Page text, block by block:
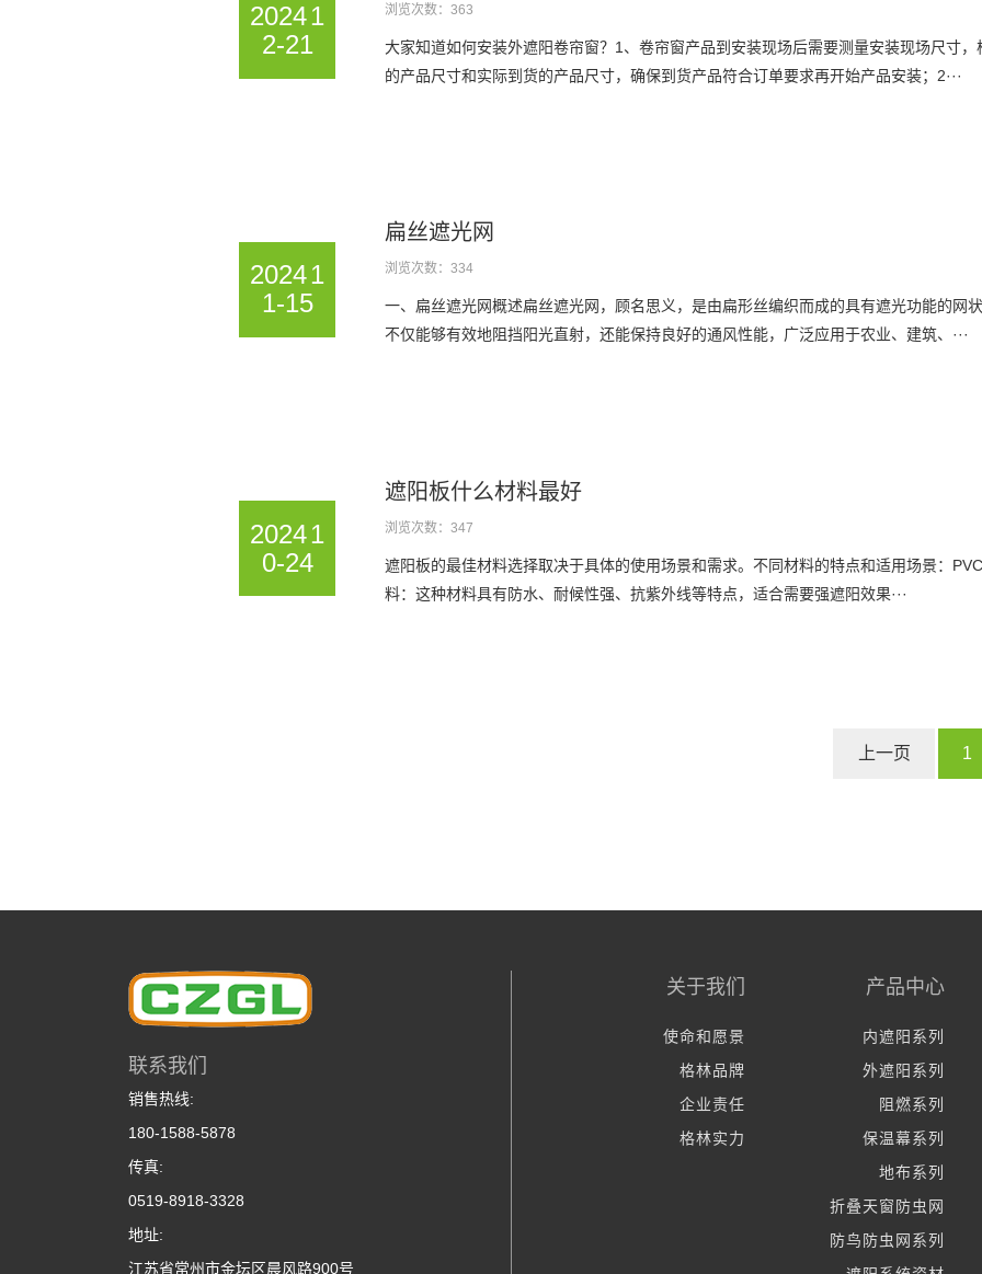
20241
2-21
浏览次数：363
大家知道如何安装外遮阳卷帘窗？1、卷帘窗产品到安装现场后需要测量安装现场尺寸，
的产品尺寸和实际到货的产品尺寸，确保到货产品符合订单要求再开始产品安装；2···
20241
1-15
扁丝遮光网
浏览次数：334
一、扁丝遮光网概述扁丝遮光网，顾名思义，是由扁形丝编织而成的具有遮光功能的网
不仅能够有效地阻挡阳光直射，还能保持良好的通风性能，广泛应用于农业、建筑、···
20241
0-24
遮阳板什么材料最好
浏览次数：347
遮阳板的最佳材料选择取决于具体的使用场景和需求。‌‌不同材料的特点和适用场景：‌
料‌：这种材料具有防水、耐候性强、抗紫外线等特点，适合需要强遮阳效果···
上一页 1
联系我们
销售热线:
180-1588-5878
传真:
0519-8918-3328
地址:
江苏省常州市金坛区晨风路900号
关于我们
使命和愿景
格林品牌
企业责任
格林实力
产品中心
内遮阳系列
外遮阳系列
阻燃系列
保温幕系列
地布系列
折叠天窗防虫网
防鸟防虫网系列